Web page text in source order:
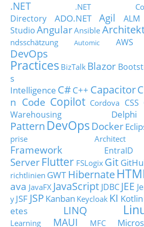
.NET .NET
Directory
ADO.NET Agil ALM
StudioAngularAnsible
ndsschätzung
Automic AWS
DevOps
Practices BizTalk Blazor
s
Intelligence C#C++ Capacitor
n Code Copilot Cordova CSS
Warehousing
Delphi
Pattern DevOps Docker
prise Architect
Framework
EntraID
Server Flutter FSLogix Git
richtlinien GWT Hibernate
ava JavaFX JavaScript JDBC JEE
y JSF JSP Kanban Keycloak KI Kotlin
etes
LINQ
Learning
MAUI MFC